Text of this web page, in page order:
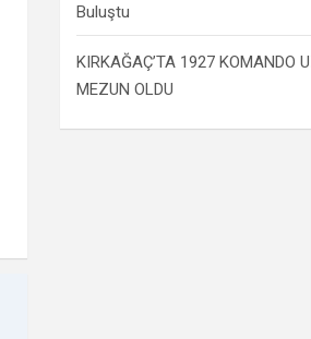
Buluştu
KIRKAĞAÇ’TA 1927 KOMANDO
MEZUN OLDU